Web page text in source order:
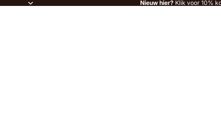
Nieuw hier? Klik voor 10%